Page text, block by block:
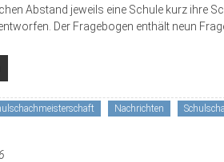
Abstand jeweils eine Schule kurz ihre
Der Fragebogen enthält neun
Nachrichten